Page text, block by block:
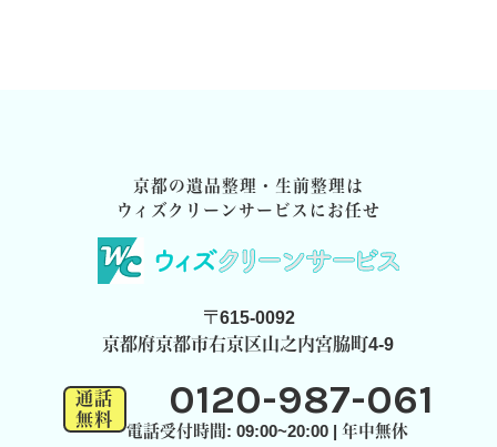
京都の遺品整理・生前整理は
ウィズクリーンサービスにお任せ
〒615-0092
京都府京都市右京区山之内宮脇町4-9
通話
無料
0120-987-061
電話受付時間: 09:00~20:00 | 年中無休